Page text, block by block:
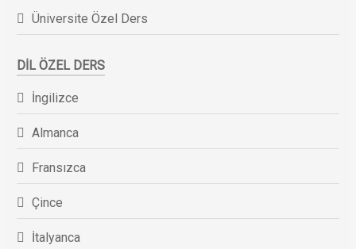
Üniversite Özel Ders
DIL ÖZEL DERS
İngilizce
Almanca
Fransızca
Çince
İtalyanca